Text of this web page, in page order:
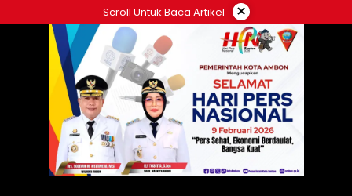
ke
Scroll Untuk Baca Artikel ×